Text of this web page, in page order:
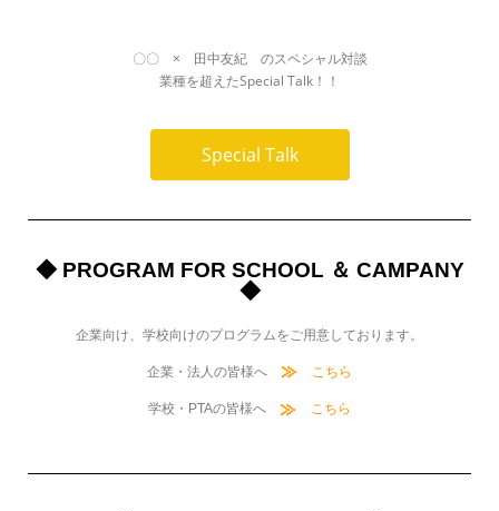
〇〇 × 田中友紀 のスペシャル対談
業種を超えたSpecial Talk！！
Special Talk
◆ PROGRAM FOR SCHOOL ＆ CAMPANY
◆
企業向け、学校向けのプログラムをご用意しております。
企業・法人の皆様へ こちら
学校・PTAの皆様へ こちら